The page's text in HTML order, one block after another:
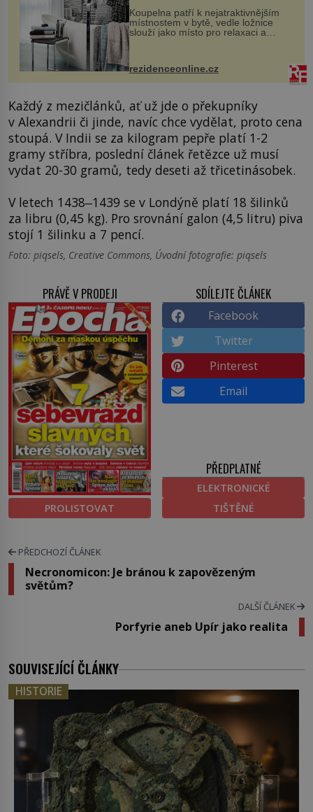
Koupelna patří k nejatraktivnějším
místnostem v bytě, vedle ložnice
slouží jako místo pro relaxaci a
odpočinek. Koupelnový textil –
ručníky, osušky a koberečky –
mohou jako mávnutím kouzelného
proutku...
rezidenceonline.cz
Každý z mezičlánků, ať už jde o překupníky
v Alexandrii či jinde, navíc chce vydělat, proto cena
stoupá. V Indii se za kilogram pepře platí 1-2
gramy stříbra, poslední článek řetězce už musí
vydat 20-30 gramů, tedy deseti až třicetinásobek.
V letech 1438‒1439 se v Londýně platí 18 šilinků
za libru (0,45 kg). Pro srovnání galon (4,5 litru) piva
stojí 1 šilinku a 7 pencí.
Foto: piqsels, Creative Commons, Úvodní fotografie: piqsels
PRÁVĚ V PRODEJI
PROLISTOVAT
SDÍLEJTE ČLÁNEK
Facebook
Twitter
Pinterest
Email
PŘEDPLATNÉ
ELEKTRONICKÉ
TIŠTĚNÉ
PŘEDCHOZÍ ČLÁNEK
Necronomicon: Je bránou k zapovězeným
světům?
DALŠÍ ČLÁNEK
Porfyrie aneb Upír jako realita
SOUVISEJÍCÍ ČLÁNKY
HISTORIE